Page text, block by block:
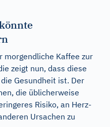
morgendliche Kaffee zur
zeigt nun, dass diese
Gesundheit ist. Der
die üblicherweise
Risiko, an Herz-
Ursachen zu